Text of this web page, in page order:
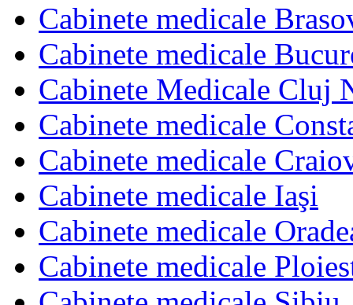
Cabinete medicale
Cabinete medicale
Cabinete Medicale Cluj
Cabinete medicale
Cabinete medicale
Cabinete medicale Iaşi
Cabinete medicale
Cabinete medicale